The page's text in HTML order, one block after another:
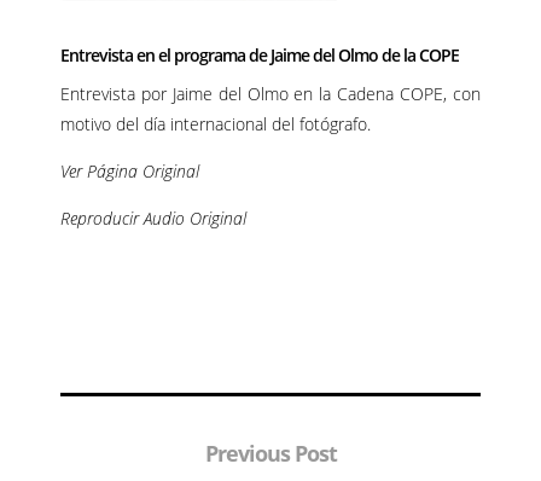
Entrevista en el programa de Jaime del Olmo de la COPE
Entrevista por Jaime del Olmo en la Cadena COPE, con
motivo del día internacional del fotógrafo.
Ver Página Original
Reproducir Audio Original
Previous Post